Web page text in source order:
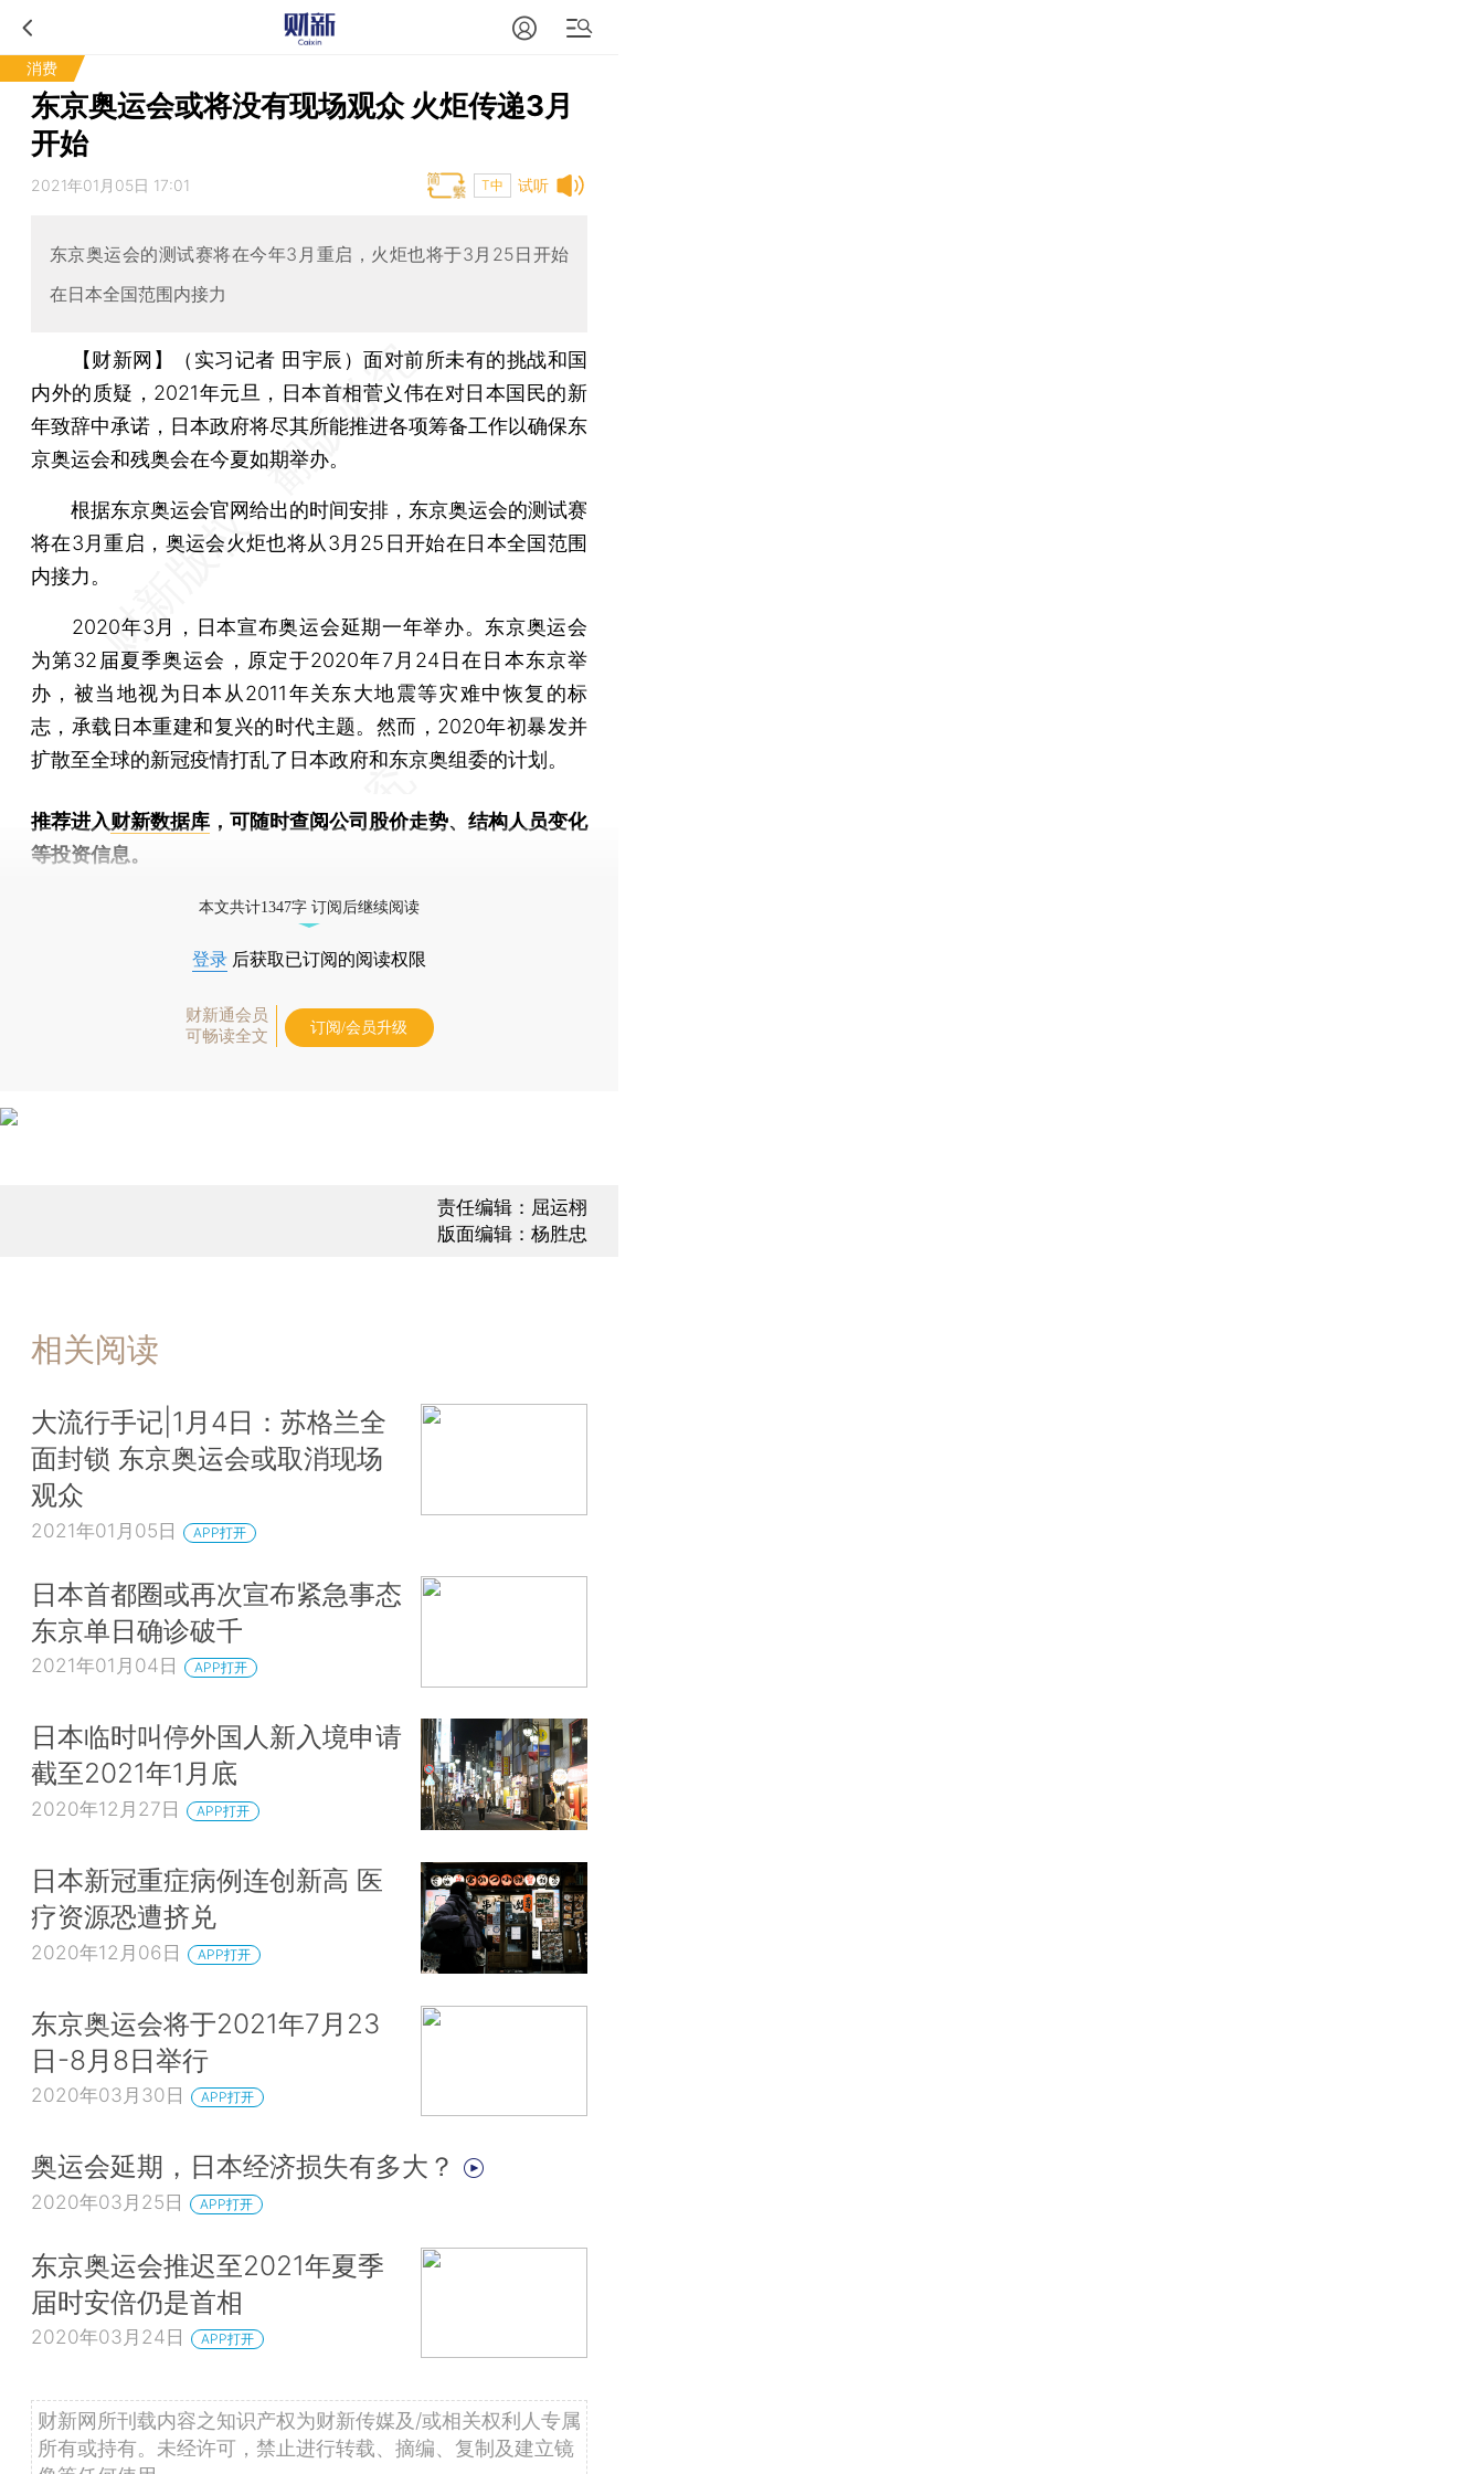
消费
东京奥运会或将没有现场观众 火炬传递3月
开始
试听
2021年01月05日 17:01 T中
东京奥运会的测试赛将在今年3月重启，火炬也将于3月25日开始
在日本全国范围内接力
【财新网】（实习记者 田宇辰）面对前所未有的挑战和国
内外的质疑，2021年元旦，日本首相菅义伟在对日本国民的新
年致辞中承诺，日本政府将尽其所能推进各项筹备工作以确保东
京奥运会和残奥会在今夏如期举办。
根据东京奥运会官网给出的时间安排，东京奥运会的测试赛
将在3月重启，奥运会火炬也将从3月25日开始在日本全国范围
内接力。
2020年3月，日本宣布奥运会延期一年举办。东京奥运会
为第32届夏季奥运会，原定于2020年7月24日在日本东京举
办，被当地视为日本从2011年关东大地震等灾难中恢复的标
志，承载日本重建和复兴的时代主题。然而，2020年初暴发并
扩散至全球的新冠疫情打乱了日本政府和东京奥组委的计划。
推荐进入财新数据库 ，可随时查阅公司股价走势、结构人员变化
等投资信息。
本文共计1347字 订阅后继续阅读
登录 后获取已订阅的阅读权限
财新通会员
可畅读全文
订阅/会员升级
责任编辑：屈运栩
版面编辑：杨胜忠
相关阅读
大流行手记|1月4日：苏格兰全
面封锁 东京奥运会或取消现场
观众
2021年01月05日 APP打开
日本首都圈或再次宣布紧急事态
东京单日确诊破千
2021年01月04日 APP打开
日本临时叫停外国人新入境申请
截至2021年1月底
2020年12月27日 APP打开
日本新冠重症病例连创新高 医
疗资源恐遭挤兑
2020年12月06日 APP打开
东京奥运会将于2021年7月23
日-8月8日举行
2020年03月30日 APP打开
奥运会延期，日本经济损失有多大？
2020年03月25日 APP打开
东京奥运会推迟至2021年夏季
届时安倍仍是首相
2020年03月24日 APP打开
财新网所刊载内容之知识产权为财新传媒及/或相关权利人专属
所有或持有。未经许可，禁止进行转载、摘编、复制及建立镜